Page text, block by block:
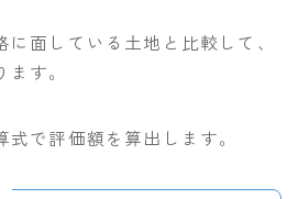
面している土地と比較して、
す。
で評価額を算出します。